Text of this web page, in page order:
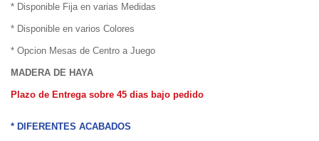
* Disponible Fija en varias Medidas
* Disponible en varios Colores
* Opcion Mesas de Centro a Juego
MADERA DE HAYA
Plazo de Entrega sobre 45 dias bajo pedido
* DIFERENTES ACABADOS